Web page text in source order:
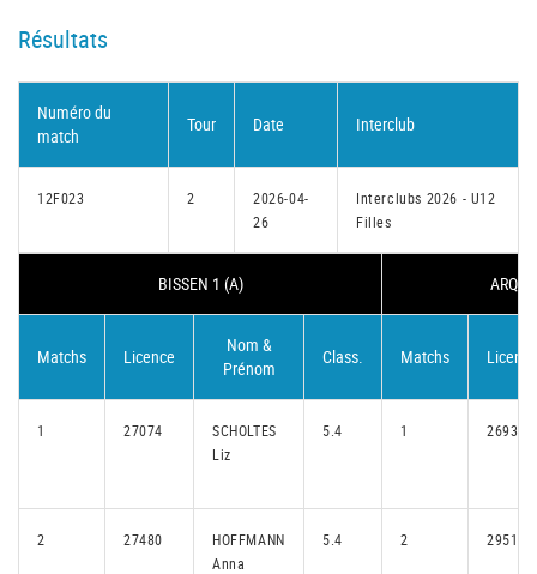
Résultats
Numéro du
match
Tour Date Interclub
12F023 2
2026-04-
26
Interclubs 2026 - U12
Filles
BISSEN 1 (A)
Matchs Licence
Nom &
Prénom
Class. Matchs Licence
1 27074
SCHOLTES
Liz
5.4 1 26933
2 27480
HOFFMANN
Anna
5.4 2 29514